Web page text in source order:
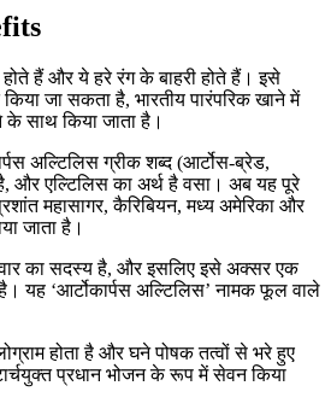
हैं और ये हरे रंग के बाहरी होते हैं। इसे
जा सकता है, भारतीय पारंपरिक खाने में
साथ किया जाता है।
अल्टिलिस ग्रीक शब्द (आर्टोस-ब्रेड,
और एल्टिलिस का अर्थ है वसा। अब यह पूरे
महासागर, कैरिबियन, मध्य अमेरिका और
जाता है।
का सदस्य है, और इसलिए इसे अक्सर एक
यह ‘आर्टोकार्पस अल्टिलिस’ नामक फूल वाले
होता है और घने पोषक तत्वों से भरे हुए
प्रधान भोजन के रूप में सेवन किया